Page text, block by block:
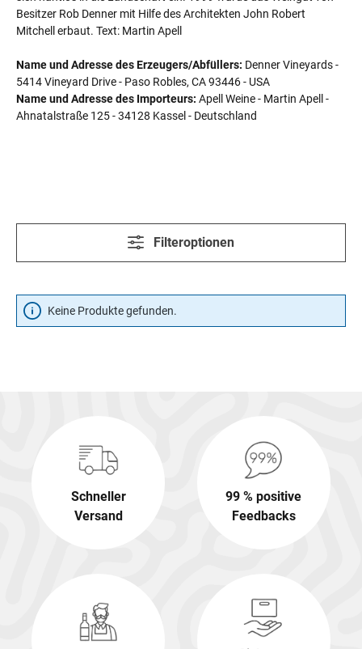
Besitzer Rob Denner mit Hilfe des Architekten John Robert
Mitchell erbaut. Text: Martin Apell
Name und Adresse des Erzeugers/Abfüllers: Denner Vineyards -
5414 Vineyard Drive - Paso Robles, CA 93446 - USA
Name und Adresse des Importeurs: Apell Weine - Martin Apell -
Ahnatalstraße 125 - 34128 Kassel - Deutschland
Filteroptionen
Keine Produkte gefunden.
Schneller
Versand
99 % positive
Feedbacks